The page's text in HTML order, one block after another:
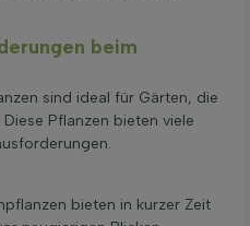
beim
sind ideal für Gärten, die
Pflanzen bieten viele
bieten in kurzer Zeit